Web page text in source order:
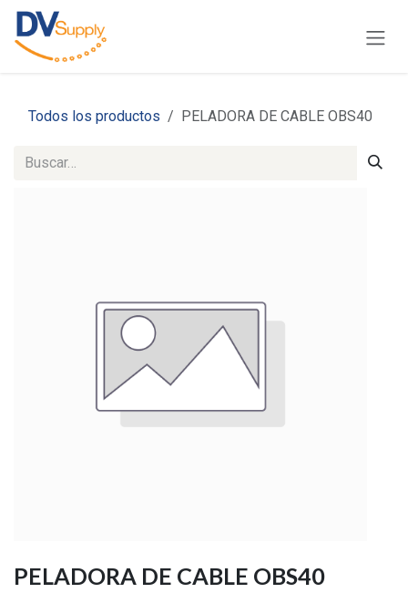
Ir al contenido
Todos los productos PELADORA DE CABLE OBS40
PELADORA DE CABLE OBS40